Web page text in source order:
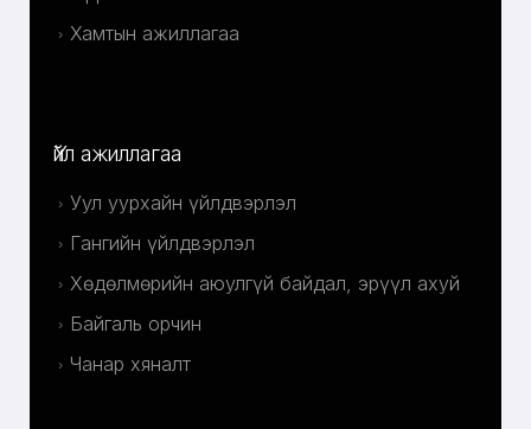
Хамтын ажиллагаа
Үйл ажиллагаа
Уул уурхайн үйлдвэрлэл
Гангийн үйлдвэрлэл
Хөдөлмөрийн аюулгүй байдал, эрүүл ахуй
Байгаль орчин
Чанар хяналт